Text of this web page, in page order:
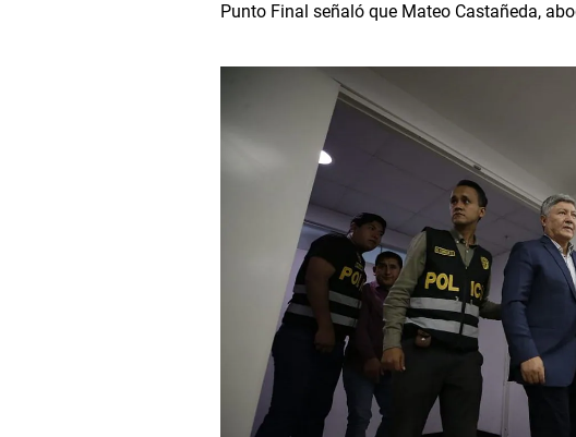
Punto Final señaló que Mateo Castañeda,